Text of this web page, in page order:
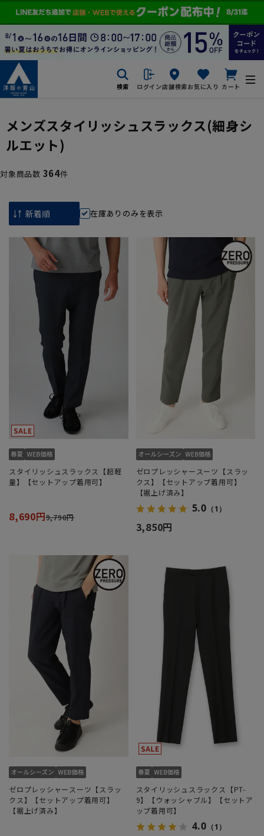
検索 ログイン店舗検索お気に入り カート
メンズスタイリッシュスラックス(細身シ
ルエット)
対象商品数 364件
在庫ありのみを表示
スタイリッシュスラックス【超軽
量】【セットアップ着用可】
8,690円9,790円
ゼロプレッシャースーツ【スラッ
クス】【セットアップ着用可】
【裾上げ済み】
5.0 （1）
3,850円
ゼロプレッシャースーツ【スラッ
クス】【セットアップ着用可】
【裾上げ済み】
スタイリッシュスラックス【PT-
9】【ウォッシャブル】【セットア
ップ着用可】
4.0 （1）